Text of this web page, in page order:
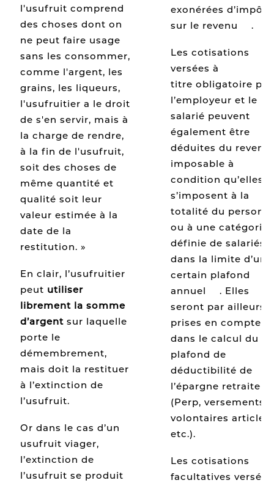
l'usufruit comprend
des choses dont on
ne peut faire usage
sans les consommer,
comme l'argent, les
grains, les liqueurs,
l'usufruitier a le droit
de s'en servir, mais à
la charge de rendre,
à la fin de l'usufruit,
soit des choses de
même quantité et
qualité soit leur
valeur estimée à la
date de la
restitution. »
En clair, l’usufruitier
peut utiliser
librement la somme
d’argent sur laquelle
porte le
démembrement,
mais doit la restituer
à l’extinction de
l’usufruit.
Or dans le cas d’un
usufruit viager,
l’extinction de
l’usufruit se produit
exonérées d’impôt
sur le revenu
.
Les cotisations
versées à
titre obligatoire par
l’employeur et le
salarié peuvent
également être
déduites du revenu
imposable à
condition qu’elles
s’imposent à la
totalité du
ou à une catégorie
définie de salariés,
dans la limite d’un
certain plafond
annuel
. Elles
seront par ailleurs,
prises en compte
dans le calcul du
plafond de
déductibilité de
l’épargne retraite
(Perp, versements
volontaires article
etc.).
Les cotisations
facultatives versées